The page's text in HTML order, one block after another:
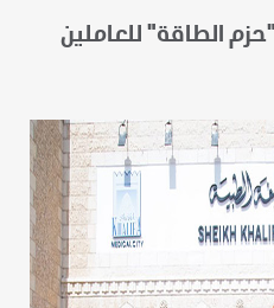
الطاقة" للعاملين